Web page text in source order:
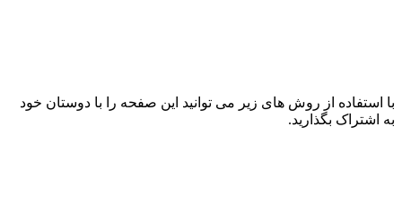
با استفاده از روش های زیر می توانید این صفحه را با دوستان خود
به اشتراک بگذارید.